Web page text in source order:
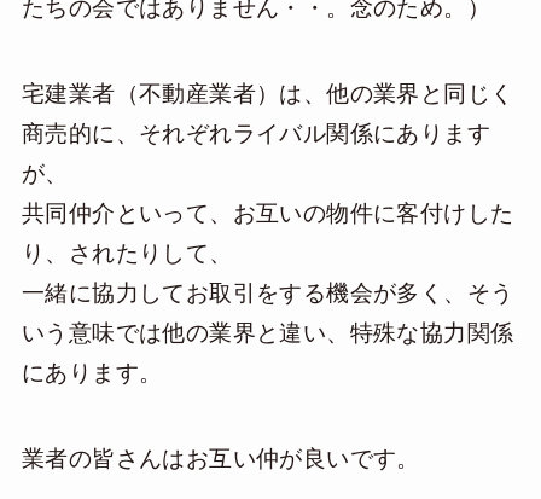
たちの会ではありません・・。念のため。）
宅建業者（不動産業者）は、他の業界と同じく
商売的に、それぞれライバル関係にあります
が、
共同仲介といって、お互いの物件に客付けした
り、されたりして、
一緒に協力してお取引をする機会が多く、そう
いう意味では他の業界と違い、特殊な協力関係
にあります。
業者の皆さんはお互い仲が良いです。